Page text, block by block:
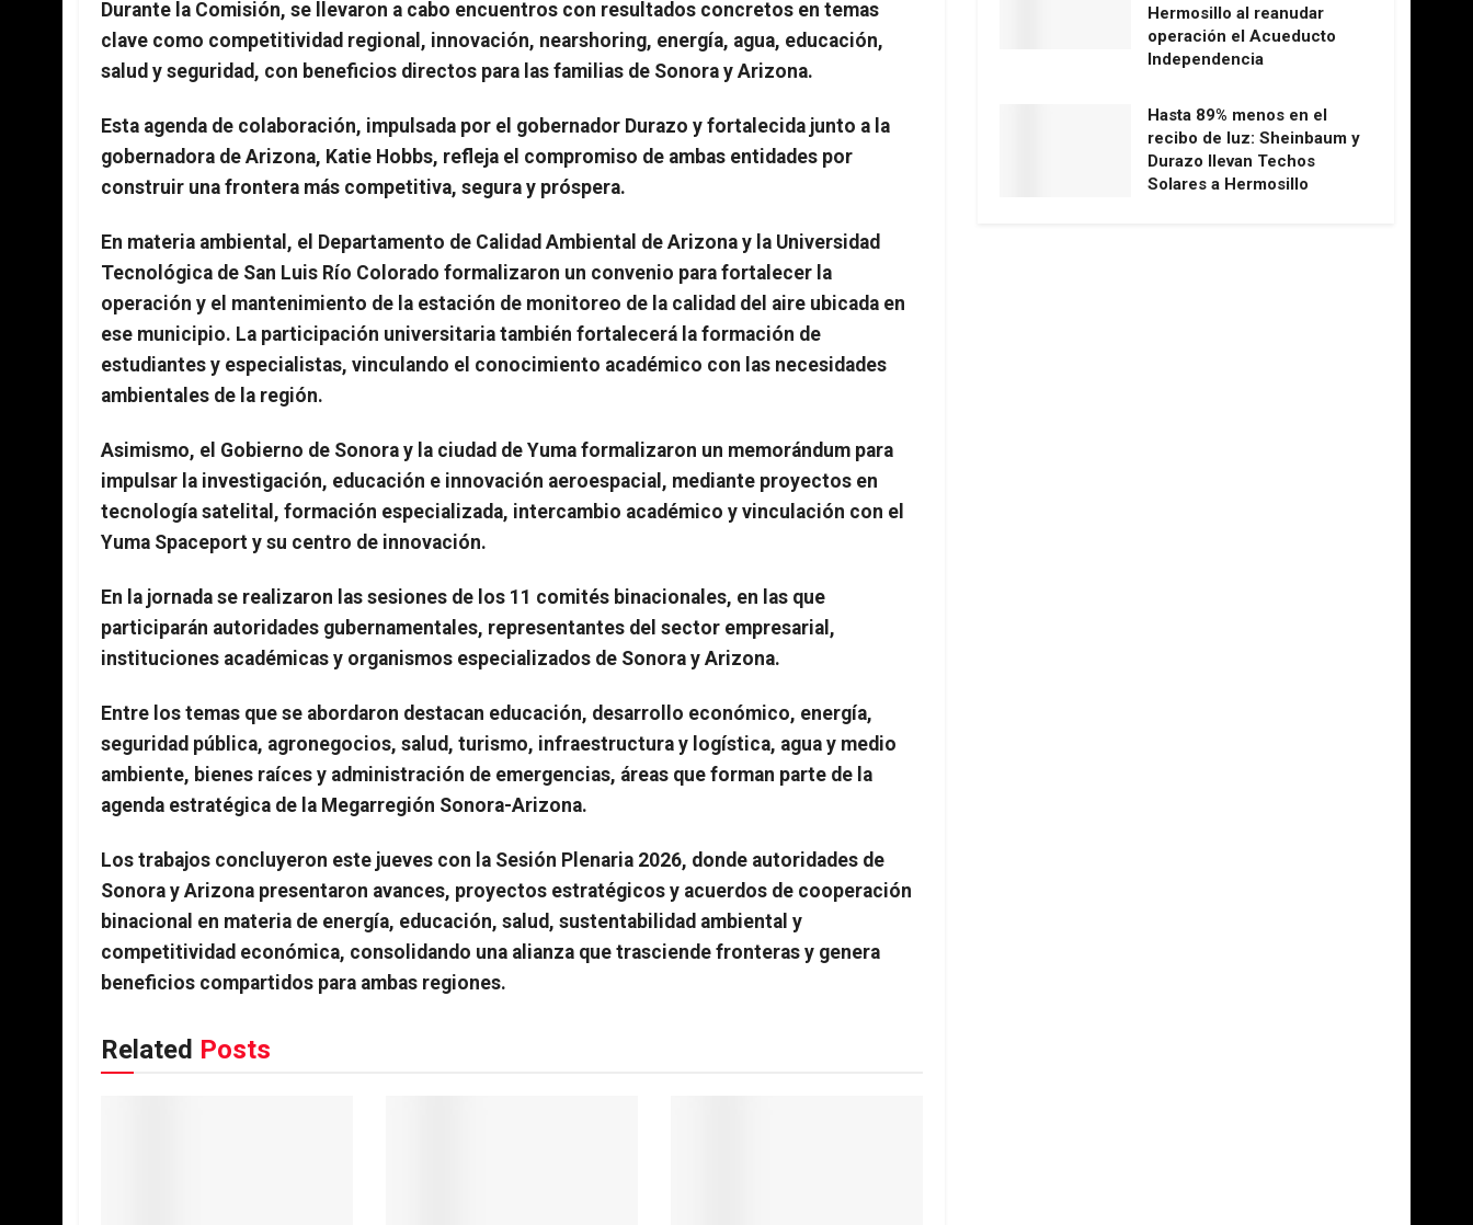
Durante la Comisión, se llevaron a cabo encuentros con resultados concretos en temas
clave como competitividad regional, innovación, nearshoring, energía, agua, educación,
salud y seguridad, con beneficios directos para las familias de Sonora y Arizona.
Esta agenda de colaboración, impulsada por el gobernador Durazo y fortalecida junto a la
gobernadora de Arizona, Katie Hobbs, refleja el compromiso de ambas entidades por
construir una frontera más competitiva, segura y próspera.
En materia ambiental, el Departamento de Calidad Ambiental de Arizona y la Universidad
Tecnológica de San Luis Río Colorado formalizaron un convenio para fortalecer la
operación y el mantenimiento de la estación de monitoreo de la calidad del aire ubicada en
ese municipio. La participación universitaria también fortalecerá la formación de
estudiantes y especialistas, vinculando el conocimiento académico con las necesidades
ambientales de la región.
Asimismo, el Gobierno de Sonora y la ciudad de Yuma formalizaron un memorándum para
impulsar la investigación, educación e innovación aeroespacial, mediante proyectos en
tecnología satelital, formación especializada, intercambio académico y vinculación con el
Yuma Spaceport y su centro de innovación.
En la jornada se realizaron las sesiones de los 11 comités binacionales, en las que
participarán autoridades gubernamentales, representantes del sector empresarial,
instituciones académicas y organismos especializados de Sonora y Arizona.
Entre los temas que se abordaron destacan educación, desarrollo económico, energía,
seguridad pública, agronegocios, salud, turismo, infraestructura y logística, agua y medio
ambiente, bienes raíces y administración de emergencias, áreas que forman parte de la
agenda estratégica de la Megarregión Sonora-Arizona.
Los trabajos concluyeron este jueves con la Sesión Plenaria 2026, donde autoridades de
Sonora y Arizona presentaron avances, proyectos estratégicos y acuerdos de cooperación
binacional en materia de energía, educación, salud, sustentabilidad ambiental y
competitividad económica, consolidando una alianza que trasciende fronteras y genera
beneficios compartidos para ambas regiones.
Related Posts
Hermosillo al reanudar
operación el Acueducto
Independencia
Hasta 89% menos en el
recibo de luz: Sheinbaum y
Durazo llevan Techos
Solares a Hermosillo